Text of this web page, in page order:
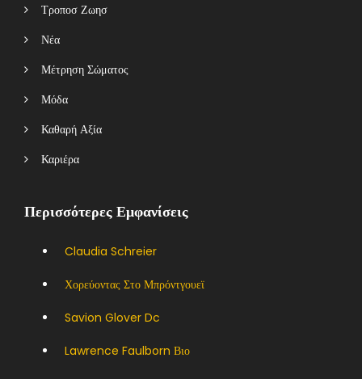
Τροποσ Ζωησ
Νέα
Μέτρηση Σώματος
Μόδα
Καθαρή Αξία
Καριέρα
Περισσότερες Εμφανίσεις
Claudia Schreier
Χορεύοντας Στο Μπρόντγουεϊ
Savion Glover Dc
Lawrence Faulborn Βιο